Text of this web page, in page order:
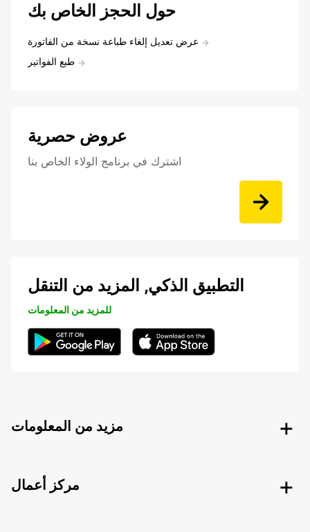
حول الحجز الخاص بك
عرض تعديل إلغاء طباعة نسخة من الفاتورة
طبع الفواتير
عروض حصرية
اشترك في برنامج الولاء الخاص بنا
التطبيق الذكي, المزيد من التنقل
للمزيد من المعلومات
مزيد من المعلومات
مركز أعمال